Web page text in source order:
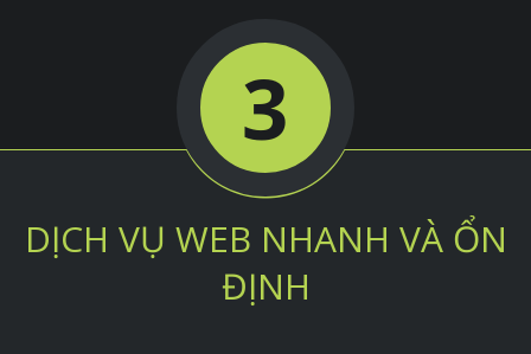
3
DỊCH VỤ WEB NHANH VÀ ỔN
ĐỊNH